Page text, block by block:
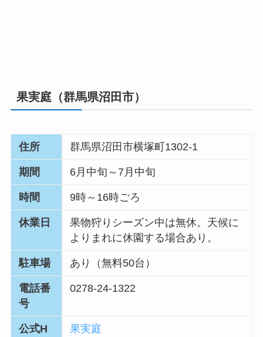
果実庭（群馬県沼田市）
住所 群馬県沼田市横塚町1302-1
期間 6月中旬～7月中旬
時間 9時～16時ごろ
休業日
果物狩りシーズン中は無休。天候に
よりまれに休園する場合あり。
駐車場 あり（無料50台）
電話番
号
0278-24-1322
公式H
果実庭